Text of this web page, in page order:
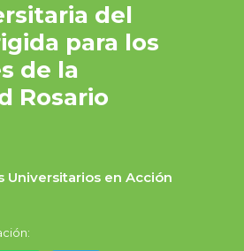
del
para los
de la
Rosario
Universitarios en Acción